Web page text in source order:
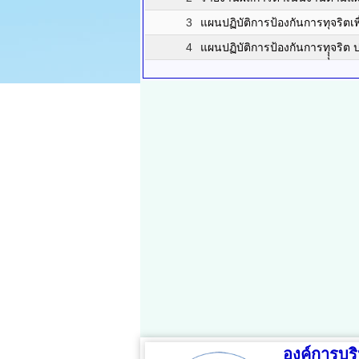
3
แผนปฏิบัติการป้องกันการทุจริต
4
แผนปฏิบัติการป้องกันการทุุุจริต
องค์การบ